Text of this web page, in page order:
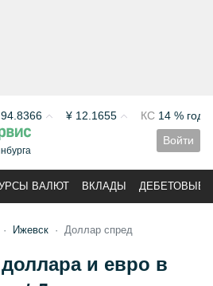
94.8366 ¥ 12.1655 КС 14 % год
Войти
ВАЛЮТ ВКЛАДЫ ДЕБЕТОВЫЕ
Ижевск Доллар спред
и евро в